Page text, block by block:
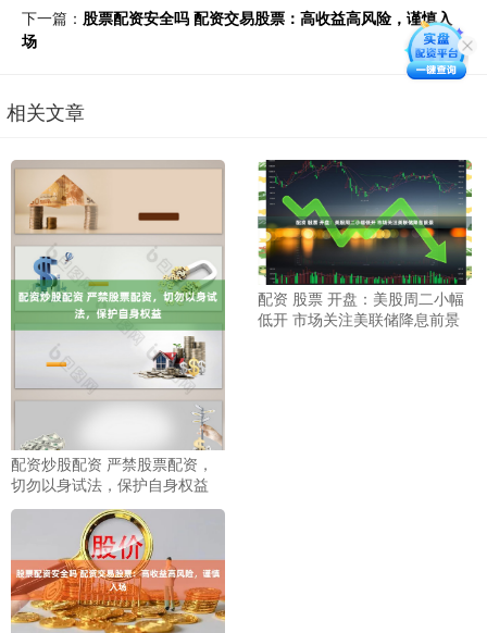
下一篇： 股票配资安全吗 配资交易股票：高收益高风险，谨慎入
场
相关文章
配资炒股配资 严禁股票配资，
切勿以身试法，保护自身权益
配资 股票 开盘：美股周二小幅
低开 市场关注美联储降息前景